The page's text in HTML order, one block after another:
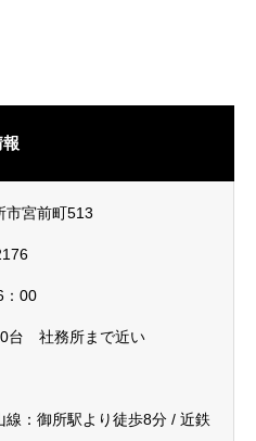
市宮前町513
：00
台 社務所まで近い
線：御所駅より徒歩8分 / 近鉄